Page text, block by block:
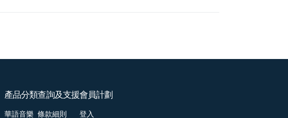
產品分類
華語音樂
查詢及支援
條款細則
會員計劃
登入